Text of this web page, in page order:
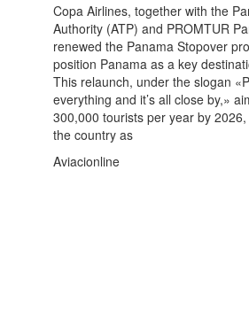
Copa Airlines, together with the
Authority (ATP) and PROMTUR
renewed the Panama Stopover
position Panama as a key
This relaunch, under the slogan
everything and it’s all close by,»
300,000 tourists per year by
the country as
Aviacionline